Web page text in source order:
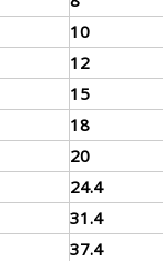
10
12
15
18
20
24.4
31.4
37.4